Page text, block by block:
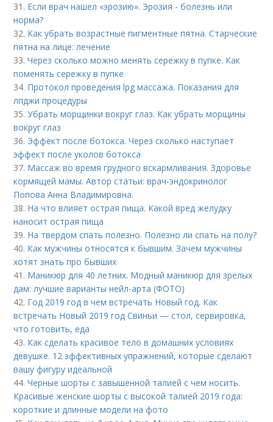
31. Если врач нашел «эрозию». Эрозия - болезнь или
норма?
32. Как убрать возрастные пигментные пятна. Старческие
пятна на лице: лечение
33.Через сколько можно менять сережку в пупке. Как
поменять сережку в пупке
34. Протокол проведения lpg массажа. Показания для
лпджи процедуры
35.Убрать морщинки вокруг глаз. Как убрать морщины
вокруг глаз
36. Эффект после ботокса. Через сколько наступает
эффект после уколов ботокса
37. Массаж во время грудного вскармливания. Здоровье
кормящей мамы. Автор статьи: врач-эндокринолог
Попова Анна Владимировна.
38. На что влияет острая пища. Какой вред желудку
наносит острая пища
39. На твердом спать полезно. Полезно ли спать на полу?
40. Как мужчины относятся к бывшим. Зачем мужчины
хотят знать про бывших
41. Маникюр для 40 летних. Модный маникюр для зрелых
дам: лучшие варианты нейл-арта (ФОТО)
42. Год 2019 год в чем встречать Новый год. Как
встречать Новый 2019 год Свиньи — стол, сервировка,
что готовить, еда
43. Как сделать красивое тело в домашних условиях
девушке. 12 эффективных упражнений, которые сделают
вашу фигуру идеальной
44.Черные шорты с завышенной талией с чем носить.
Красивые женские шорты с высокой талией 2019 года:
короткие и длинные модели на фото